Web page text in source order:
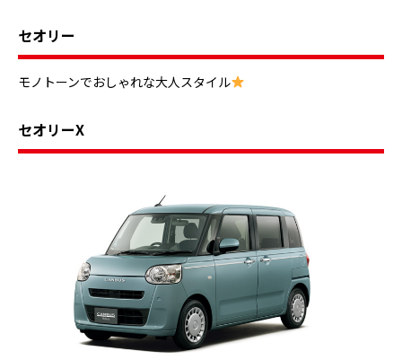
セオリー
モノトーンでおしゃれな大人スタイル
セオリーX